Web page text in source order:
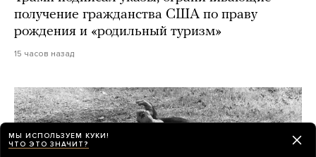
получение гражданства США по праву
рождения и «родильный туризм»
15 часов назад
МЫ ИСПОЛЬЗУЕМ КУКИ!
ЧТО ЭТО ЗНАЧИТ?